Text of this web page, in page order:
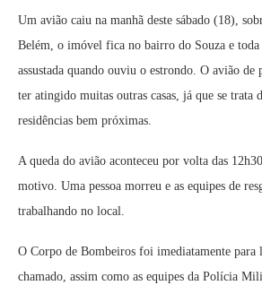
Um avião caiu na manhã deste sábado (18),
Belém, o imóvel fica no bairro do Souza e
assustada quando ouviu o estrondo. O avião de
ter atingido muitas outras casas, já que se trata
residências bem próximas.
A queda do avião aconteceu por volta das
motivo. Uma pessoa morreu e as equipes de
trabalhando no local.
O Corpo de Bombeiros foi imediatamente para
chamado, assim como as equipes da Polícia